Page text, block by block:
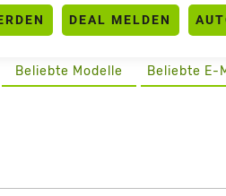
DEAL MELDEN
Beliebte E-
Beliebte Modelle